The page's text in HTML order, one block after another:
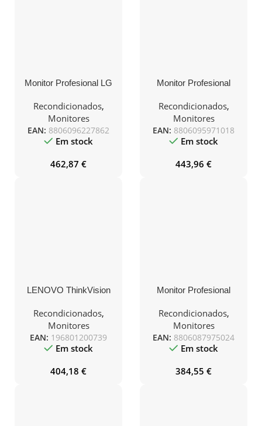
Monitor Profesional LG
32UN880K-B 31.5″/ 4K/
Multimedia/ Regulable en
altura/ Negro
Recondicionados,
Monitores
EAN: 8806096227862
Em stock
462,87 €
Monitor Profesional
S80D S37D800EAU 37″/
4K/ Regulable en altura/
Negro
Recondicionados,
Monitores
EAN: 8806095971018
Em stock
443,96 €
LENOVO ThinkVision
2560×1440 Monitor 16:9
60Hz HDMI DP
Recondicionados,
Monitores
EAN: 196801200739
Em stock
404,18 €
Monitor Profesional
LG Business
35BN77CP-B 35″/
WQHD/ Multimedia/
Regulable en altura/
Negro
Recondicionados,
Monitores
EAN: 8806087975024
Em stock
384,55 €